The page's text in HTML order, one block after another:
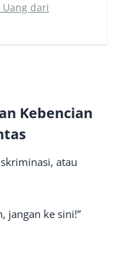
dari
Kebencian
atau
jangan ke sini!”